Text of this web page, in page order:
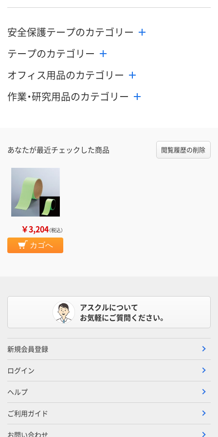
安全保護テープのカテゴリー
テープのカテゴリー
オフィス用品のカテゴリー
作業・研究用品のカテゴリー
あなたが最近チェックした商品 閲覧履歴の削除
￥3,204（税込）
カゴへ
アスクルについて
お気軽にご質問ください。
新規会員登録
ログイン
ヘルプ
ご利用ガイド
お問い合わせ